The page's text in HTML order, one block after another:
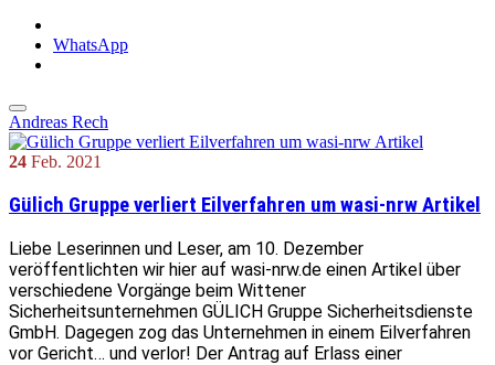
WhatsApp
Andreas Rech
24 Feb. 2021
Gülich Gruppe verliert Eilverfahren um wasi-nrw Artikel
Liebe Leserinnen und Leser, am 10. Dezember
veröffentlichten wir hier auf wasi-nrw.de einen Artikel über
verschiedene Vorgänge beim Wittener
Sicherheitsunternehmen GÜLICH Gruppe Sicherheitsdienste
GmbH. Dagegen zog das Unternehmen in einem Eilverfahren
vor Gericht… und verlor! Der Antrag auf Erlass einer